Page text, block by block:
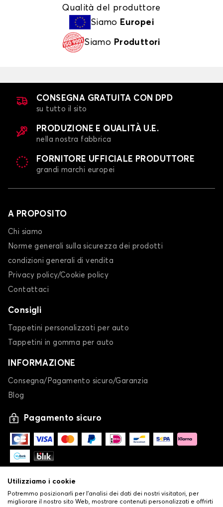
Qualità del produttore
Siamo Europei
Siamo Produttori
CONSEGNA GRATUITA CON DPD
su tutto il sito
PRODUZIONE E QUALITÀ U.E.
nella nostra fabbrica
FORNITORE UFFICIALE PRODUTTORE
grandi marchi europei
A PROPOSITO
Chi siamo
Norme generali sulla sicurezza dei prodotti
condizioni generali di vendita
Privacy policy/Cookie policy
Contattaci
Consigli
Tappetini personalizzati per auto
Tappetini in gomma per auto
INFORMAZIONE
Consegna/Pagamento sicuro/Garanzia
Blog
Pagamento sicuro
Utilizziamo i cookie
Potremmo posizionarli per l'analisi dei dati dei nostri visitatori, per
migliorare il nostro sito Web, mostrare contenuti personalizzati e offrirti